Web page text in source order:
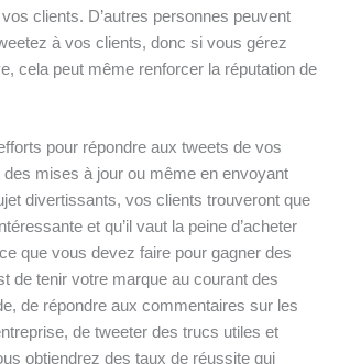
clients. D’autres personnes peuvent
à vos clients, donc si vous gérez
cela peut même renforcer la réputation de
pour répondre aux tweets de vos
des mises à jour ou même en envoyant
divertissants, vos clients trouveront que
et qu’il vaut la peine d’acheter
que vous devez faire pour gagner des
de tenir votre marque au courant des
de répondre aux commentaires sur les
de tweeter des trucs utiles et
obtiendrez des taux de réussite qui